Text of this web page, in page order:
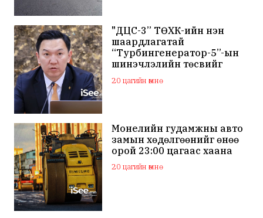
"ДЦС-3” ТӨХК-ийн нэн
шаардлагатай
“Турбингенератор-5”-ын
шинэчлэлийн төсвийг
шийдвэрлэхээр болов
20 цагийн өмнө
Монелийн гудамжны авто
замын хөдөлгөөнийг өнөө
орой 23:00 цагаас хаана
20 цагийн өмнө